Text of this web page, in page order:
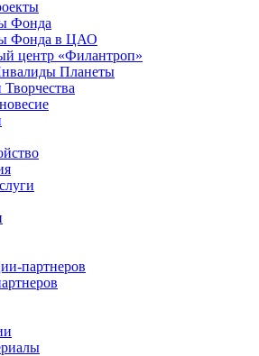
Фонда
Фонда в ЦАО
центр «Филантроп»
Планеты
партнеров